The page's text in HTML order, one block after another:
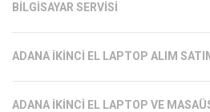
BILGISAYAR SERVISI
ADANA İKINCI EL LAPTOP ALIM
ADANA İKINCI EL LAPTOP VE